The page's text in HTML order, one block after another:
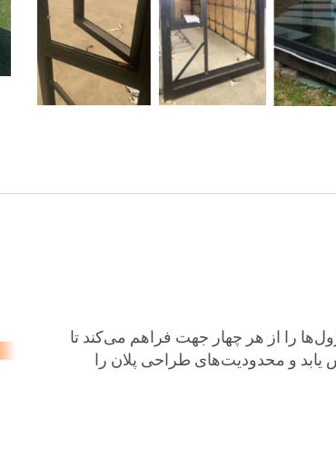
را از هر چهار جهت فراهم می‌کند تا
و محدودیت‌های طراحی پلان را